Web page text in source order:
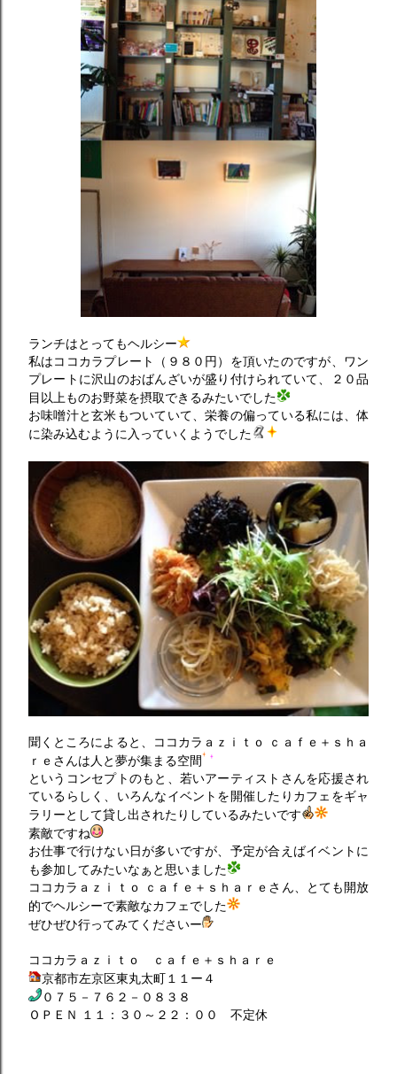
ランチはとってもヘルシー
私はココカラプレート（９８０円）を頂いたのですが、ワン
プレートに沢山のおばんざいが盛り付けられていて、２０品
目以上ものお野菜を摂取できるみたいでした
お味噌汁と玄米もついていて、栄養の偏っている私には、体
に染み込むように入っていくようでした
聞くところによると、ココカラａｚｉｔｏ ｃａｆｅ＋ｓｈａ
ｒｅさんは人と夢が集まる空間
というコンセプトのもと、若いアーティストさんを応援され
ているらしく、いろんなイベントを開催したりカフェをギャ
ラリーとして貸し出されたりしているみたいです
素敵ですね
お仕事で行けない日が多いですが、予定が合えばイベントに
も参加してみたいなぁと思いました
ココカラａｚｉｔｏ ｃａｆｅ＋ｓｈａｒｅさん、とても開放
的でヘルシーで素敵なカフェでした
ぜひぜひ行ってみてくださいー
ココカラａｚｉｔｏ ｃａｆｅ＋ｓｈａｒｅ
京都市左京区東丸太町１１ー４
０７５－７６２－０８３８
ＯＰＥＮ １１：３０～２２：００ 不定休